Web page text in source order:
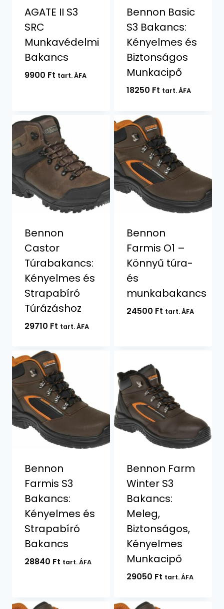
AGATE II S3
SRC
Munkavédelmi
Bakancs
9900 Ft tart. ÁFA
Bennon Basic
S3 Bakancs:
Kényelmes és
Biztonságos
Munkacipő
18250 Ft tart. ÁFA
Bennon
Castor
Túrabakancs:
Kényelmes és
Strapabíró
Túrázáshoz
29710 Ft tart. ÁFA
Bennon
Farmis O1 –
Könnyű túra-
és
munkabakancs
24500 Ft tart. ÁFA
Bennon
Farmis S3
Bakancs:
Kényelmes és
Strapabíró
Bakancs
28840 Ft tart. ÁFA
Bennon Farm
Winter S3
Bakancs:
Meleg,
Biztonságos,
Kényelmes
Munkacipő
29050 Ft tart. ÁFA